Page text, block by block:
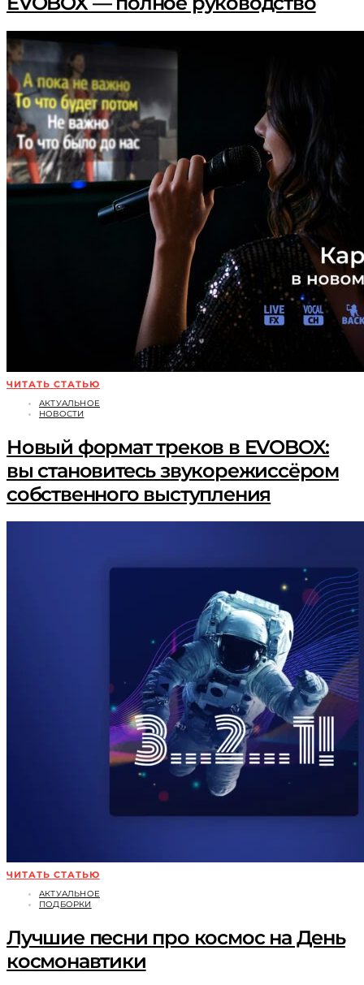
ЧИТАТЬ СТАТЬЮ
АКТУАЛЬНОЕ
НОВОСТИ
Новый формат треков в EVOBOX:
вы становитесь звукорежиссёром
собственного выступления
ЧИТАТЬ СТАТЬЮ
АКТУАЛЬНОЕ
ПОДБОРКИ
Лучшие песни про космос на День
космонавтики